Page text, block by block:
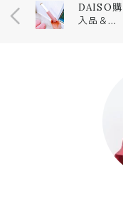
DAISO購
入品＆買